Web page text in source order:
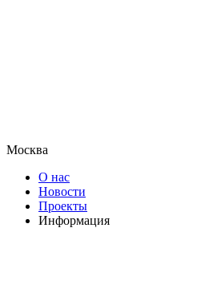
Москва
О нас
Новости
Проекты
Информация